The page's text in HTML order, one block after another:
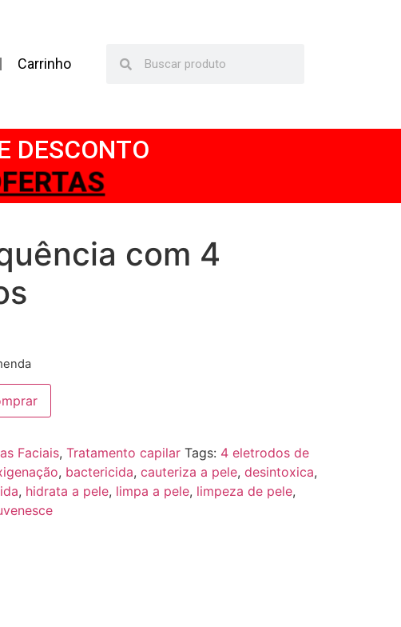
Carrinho
DESCONTO
com 4
Faciais, Tratamento capilar Tags: 4 eletrodos de
, bactericida, cauteriza a pele, desintoxica,
, hidrata a pele, limpa a pele, limpeza de pele,